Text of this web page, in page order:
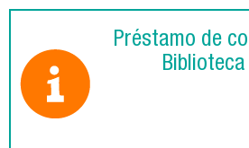
Préstamo de
Biblioteca